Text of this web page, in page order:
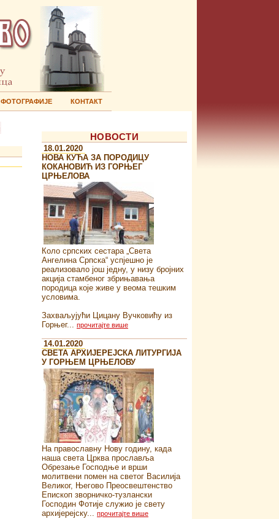
ФОТОГРАФИЈЕ КОНТАКТ
НОВОСТИ
18.01.2020
НОВА КУЋА ЗА ПОРОДИЦУ
КОКАНОВИЋ ИЗ ГОРЊЕГ
ЦРЊЕЛОВА
Коло српских сестара „Света
Ангелина Српска“ успјешно је
реализовало још једну, у низу бројних
акција стамбеног збрињавања
породица које живе у веома тешким
условима.
Захваљујући Цицану Вучковићу из
Горњег... прочитајте више
14.01.2020
СВЕТА АРХИЈЕРЕЈСКА ЛИТУРГИЈА
У ГОРЊЕМ ЦРЊЕЛОВУ
На православну Нову годину, када
наша света Црква прославља
Обрезање Господње и врши
молитвени помен на светог Василија
Великог, Његово Преосвештенство
Епископ зворничко-тузлански
Господин Фотије служио је свету
архијерејску... прочитајте више